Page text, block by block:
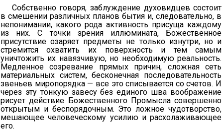
Собственно говоря, заблуждение духовидцев состоит
в смешении различных планов бытия и, следовательно, в
непонимании, какого рода активность присуща каждому
из них. С точки зрения иллюмината, Божественное
присутствие озаряет предметы не только изнутри, но и
стремится охватить их поверхность и тем самым
уничтожить их навязчивую, но необходимую реальность.
Медленное созревание прямых причин, сложная сеть
материальных систем, бесконечная последовательность
звеньев миропорядка — все это списывается со счетов. И
через эту тонкую завесу без единого шва воображение
рисует действие Божественного Промысла совершенно
открытым и беспорядочным. Это ложное чудотворство,
мешающее человеческому усилию и расхолаживающее
его.